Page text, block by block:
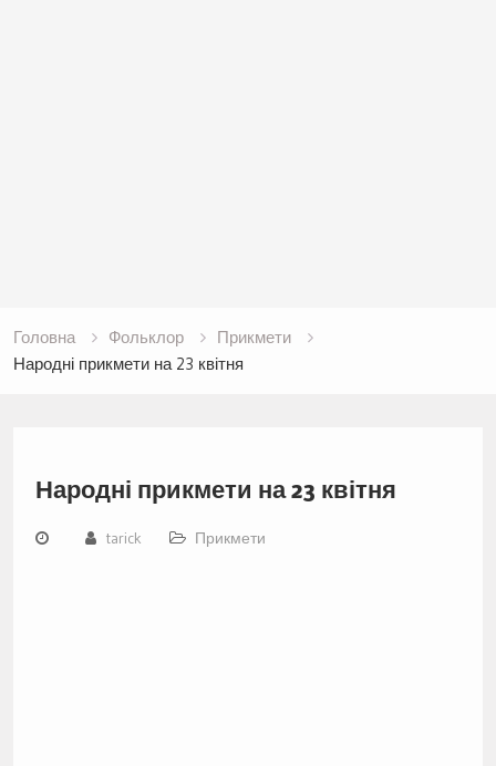
Головна Фольклор
Прикмети
Народні прикмети на 23 квітня
Народні прикмети на 23 квітня
tarick Прикмети